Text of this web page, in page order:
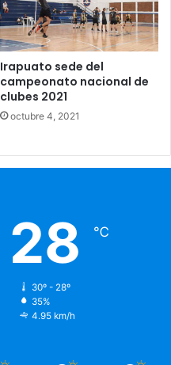
Irapuato sede del
campeonato nacional de
clubes 2021
octubre 4, 2021
28 ℃
30º - 28º
35%
4.95 km/h